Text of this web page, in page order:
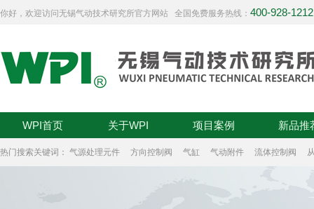
你好，欢迎访问无锡气动技术研究所官方网站 全国免费服务热线： 400-928-1212
WPI首页 关于WPI 项目案例 新品推
热门搜索关键词： 气源处理元件 方向控制阀 气缸 气动附件 流体控制阀